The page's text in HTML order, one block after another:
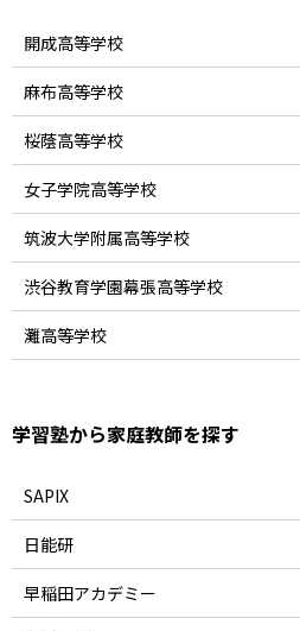
開成高等学校
麻布高等学校
桜蔭高等学校
女子学院高等学校
筑波大学附属高等学校
渋谷教育学園幕張高等学校
灘高等学校
学習塾から家庭教師を探す
SAPIX
日能研
早稲田アカデミー